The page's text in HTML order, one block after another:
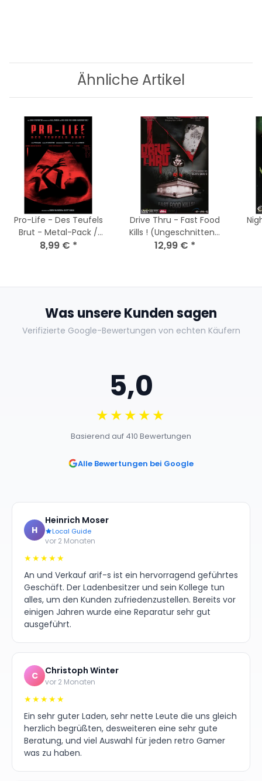
Ähnliche Artikel
Pro-Life - Des Teufels
Brut - Metal-Pack /
DVD * Guter Zustand
8,99 € *
Drive Thru - Fast Food
Kills ! (Ungeschnittene
Fassung) DVD * Top
12,99 € *
Was unsere Kunden sagen
Verifizierte Google-Bewertungen von echten Käufern
5,0
★★★★★
Basierend auf 410 Bewertungen
Alle Bewertungen bei Google
H
Heinrich Moser
Local Guide
vor 2 Monaten
★★★★★
An und Verkauf arif-s ist ein hervorragend geführtes
Geschäft. Der Ladenbesitzer und sein Kollege tun
alles, um den Kunden zufriedenzustellen. Bereits vor
einigen Jahren wurde eine Reparatur sehr gut
ausgeführt.
C Christoph Winter
vor 2 Monaten
★★★★★
Ein sehr guter Laden, sehr nette Leute die uns gleich
herzlich begrüßten, desweiteren eine sehr gute
Beratung, und viel Auswahl für jeden retro Gamer
was zu haben.